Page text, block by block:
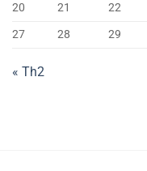
20
21 22
27
28 29
« Th2